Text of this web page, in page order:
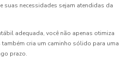
suas necessidades sejam atendidas da
adequada, você não apenas otimiza
cria um caminho sólido para uma
prazo.